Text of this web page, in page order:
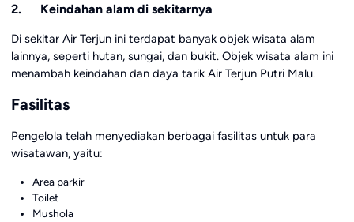
2. Keindahan alam di sekitarnya
Di sekitar Air Terjun ini terdapat banyak objek wisata alam
lainnya, seperti hutan, sungai, dan bukit. Objek wisata alam ini
menambah keindahan dan daya tarik Air Terjun Putri Malu.
Fasilitas
Pengelola telah menyediakan berbagai fasilitas untuk para
wisatawan, yaitu:
Area parkir
Toilet
Mushola